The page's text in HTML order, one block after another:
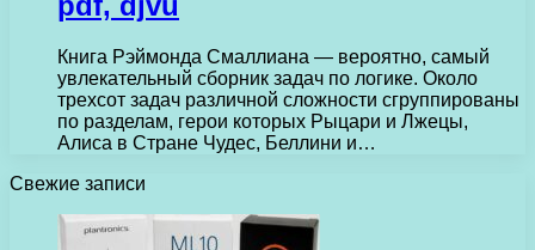
Книга Рэймонда Смаллиана — вероятно, самый
увлекательный сборник задач по логике. Около
трехсот задач различной сложности сгруппированы
по разделам, герои которых Рыцари и Лжецы,
Алиса в Стране Чудес, Беллини и…
Свежие записи